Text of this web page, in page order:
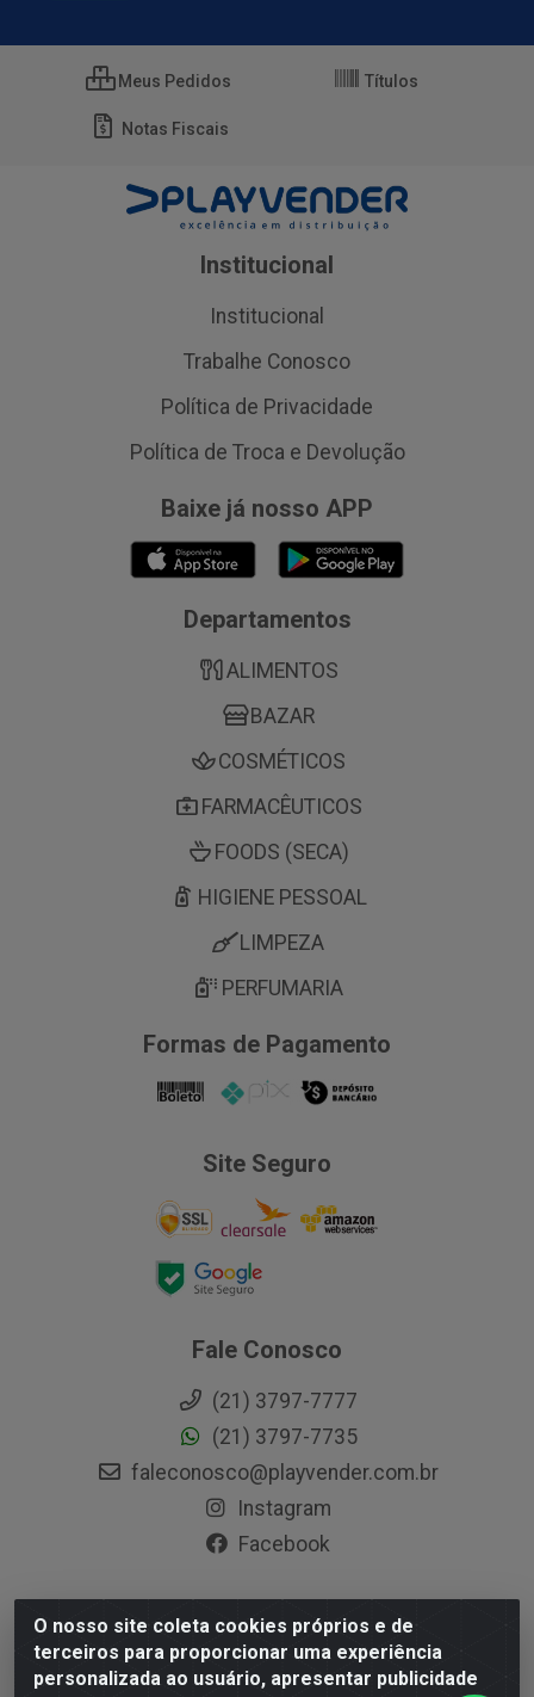
O nosso site coleta cookies próprios e de
terceiros para proporcionar uma experiência
personalizada ao usuário, apresentar publicidade
Meus Pedidos Títulos
Notas Fiscais
Institucional
Institucional
Trabalhe Conosco
Política de Privacidade
Política de Troca e Devolução
Baixe já nosso APP
Departamentos
ALIMENTOS
BAZAR
COSMÉTICOS
FARMACÊUTICOS
FOODS (SECA)
HIGIENE PESSOAL
LIMPEZA
PERFUMARIA
Formas de Pagamento
Site Seguro
Fale Conosco
(21) 3797-7777
(21) 3797-7735
faleconosco@playvender.com.br
Instagram
Facebook
Playvender Distribuidora - Avenida Ana Dantas, 183-
Xerém - Duque de Caxias / RJ - CEP 25250-415 - CNPJ
05.762.204/0001-83